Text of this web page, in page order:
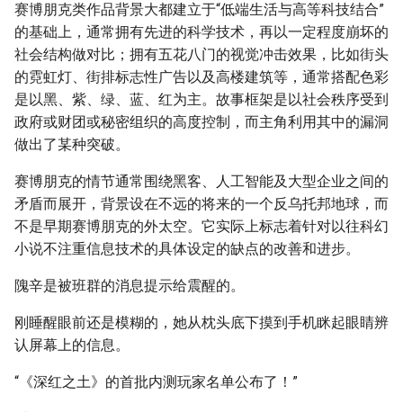
赛博朋克类作品背景大都建立于“低端生活与高等科技结合”
的基础上，通常拥有先进的科学技术，再以一定程度崩坏的
社会结构做对比；拥有五花八门的视觉冲击效果，比如街头
的霓虹灯、街排标志性广告以及高楼建筑等，通常搭配色彩
是以黑、紫、绿、蓝、红为主。故事框架是以社会秩序受到
政府或财团或秘密组织的高度控制，而主角利用其中的漏洞
做出了某种突破。
赛博朋克的情节通常围绕黑客、人工智能及大型企业之间的
矛盾而展开，背景设在不远的将来的一个反乌托邦地球，而
不是早期赛博朋克的外太空。它实际上标志着针对以往科幻
小说不注重信息技术的具体设定的缺点的改善和进步。
隗辛是被班群的消息提示给震醒的。
刚睡醒眼前还是模糊的，她从枕头底下摸到手机眯起眼睛辨
认屏幕上的信息。
“《深红之土》的首批内测玩家名单公布了！”